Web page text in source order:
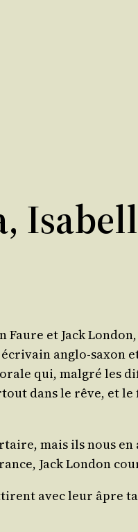
et Jack
anglo-saxon
qui, mal­gré les
dans le rêve, et le
mais ils nous
Jack Lon­don
avec leur âpre